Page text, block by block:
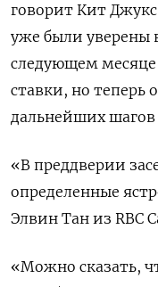
говорит Кит
уже были уверены
следующем
ставки, но теперь
дальнейших шагов
«В преддверии
определенные
Элвин Тан из RBC
«Можно сказать,